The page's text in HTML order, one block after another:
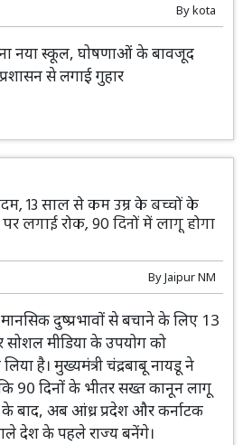
Bykota
नया स्कूल, घोषणाओं के बावजूद
से लगाई गुहार
13 साल से कम उम्र के बच्चों के
लगाई रोक, 90 दिनों में लागू होगा
ByJaipur NM
दुष्प्रभावों से बचाने के लिए 13
सोशल मीडिया के उपयोग को
है। मुख्यमंत्री चंद्रबाबू नायडू ने
90 दिनों के भीतर सख्त कानून लागू
के बाद, अब आंध्र प्रदेश और कर्नाटक
देश के पहले राज्य बनेंगे।